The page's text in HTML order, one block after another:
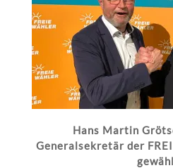
Hans Martin
Generalsekretär der